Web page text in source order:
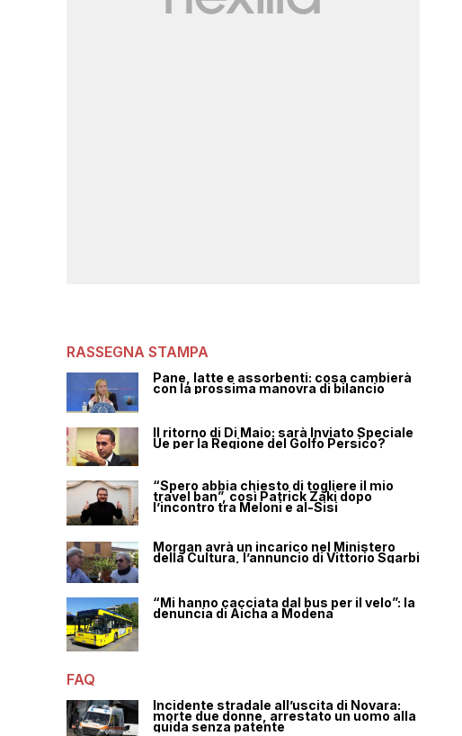
RASSEGNA STAMPA
Pane, latte e assorbenti: cosa cambierà
con la prossima manovra di bilancio
Il ritorno di Di Maio: sarà Inviato Speciale
Ue per la Regione del Golfo Persico?
“Spero abbia chiesto di togliere il mio
travel ban”, così Patrick Zaki dopo
l’incontro tra Meloni e al-Sisi
Morgan avrà un incarico nel Ministero
della Cultura, l’annuncio di Vittorio Sgarbi
“Mi hanno cacciata dal bus per il velo”: la
denuncia di Aicha a Modena
FAQ
Incidente stradale all’uscita di Novara:
morte due donne, arrestato un uomo alla
guida senza patente